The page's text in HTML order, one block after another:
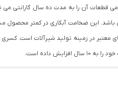
قطعات آن را به مدت ده سال گارانتی
۲۰ میکرون می باشد. این ضخامت آبکاری در
معتبر در زمینه تولید شیرآلات
داده است.